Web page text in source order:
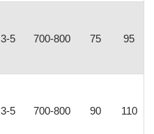
3-5 700-800 75 95
3-5 700-800 90 110